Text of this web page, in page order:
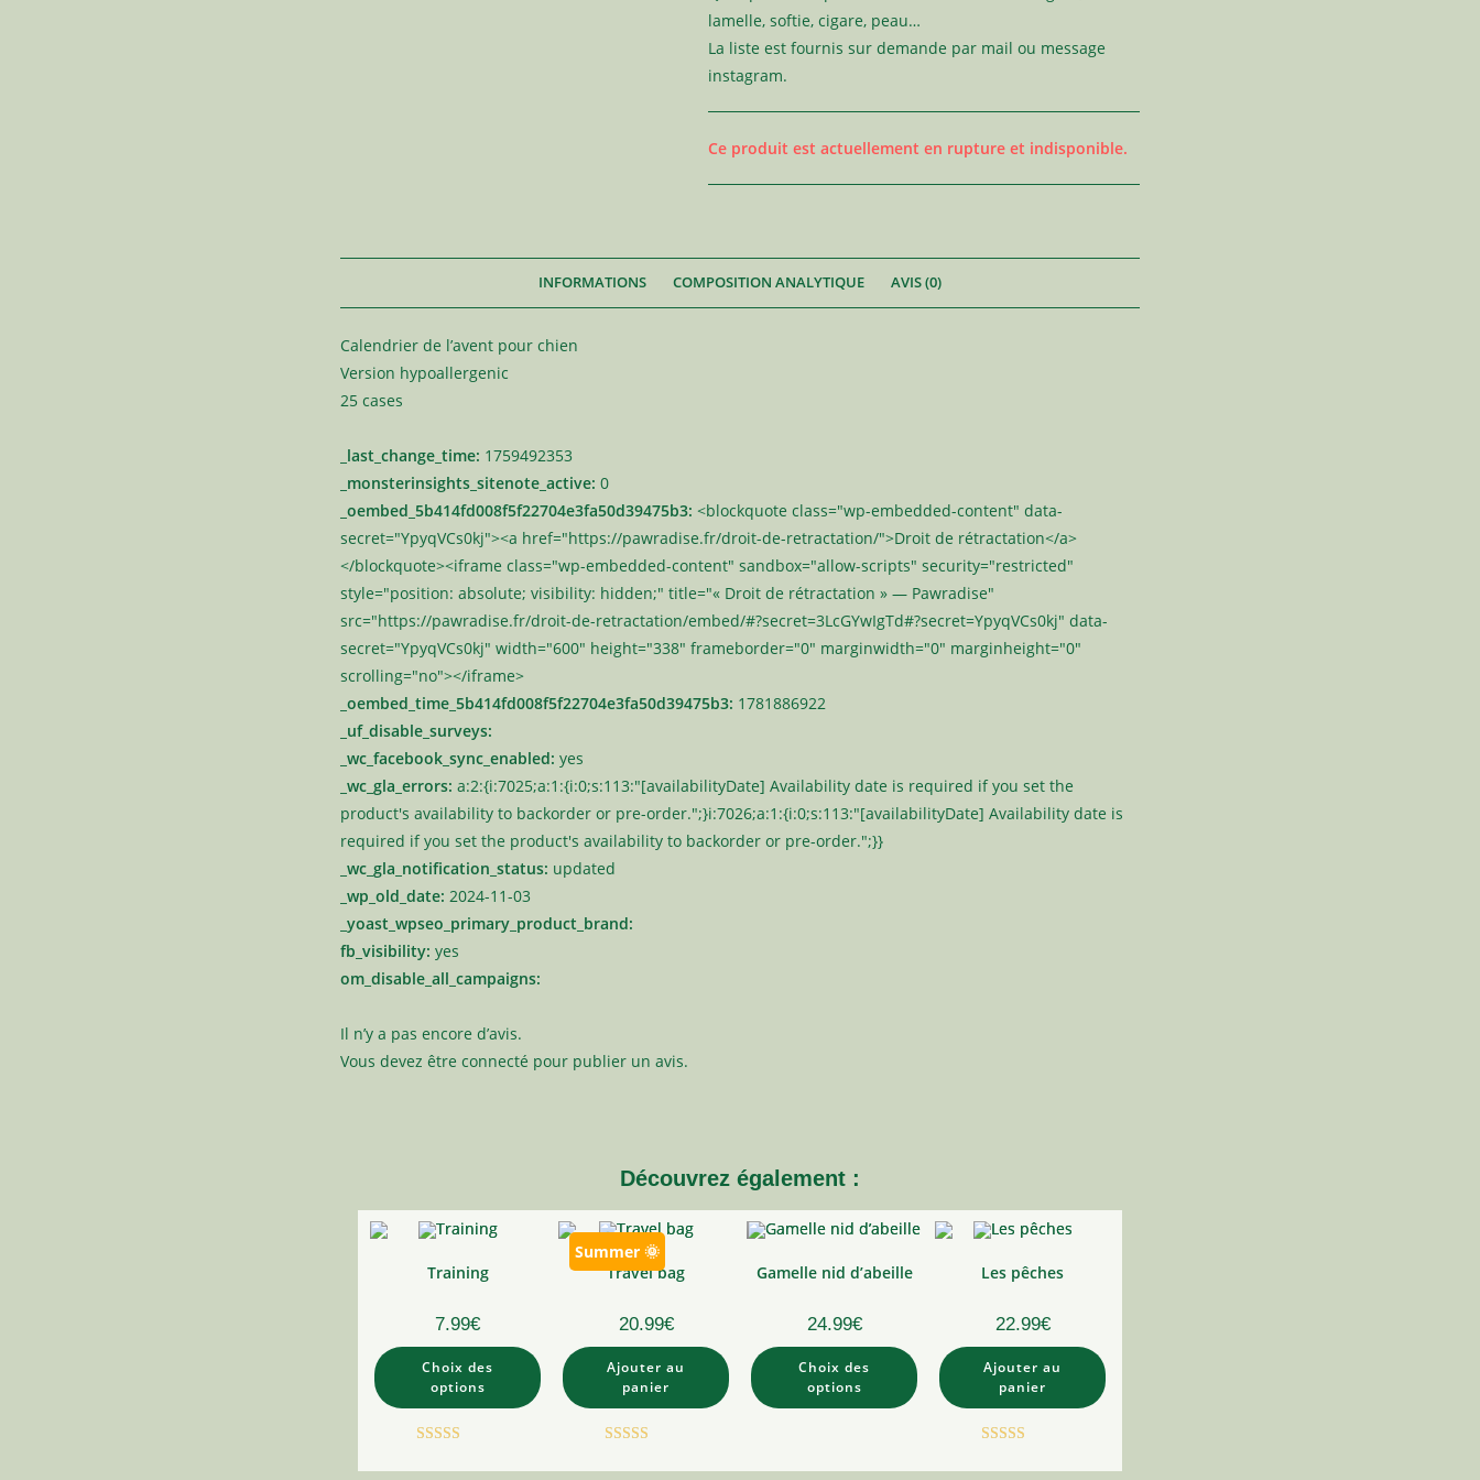
lamelle, softie, cigare, peau…
La liste est fournis sur demande par mail ou message
instagram.
Ce produit est actuellement en rupture et indisponible.
INFORMATIONS COMPOSITION ANALYTIQUE AVIS (0)
Calendrier de l’avent pour chien
Version hypoallergenic
25 cases
_last_change_time: 1759492353
_monsterinsights_sitenote_active: 0
_oembed_5b414fd008f5f22704e3fa50d39475b3: <blockquote class="wp-embedded-content" data-
secret="YpyqVCs0kj"><a href="https://pawradise.fr/droit-de-retractation/">Droit de rétractation</a>
</blockquote><iframe class="wp-embedded-content" sandbox="allow-scripts" security="restricted"
style="position: absolute; visibility: hidden;" title="« Droit de rétractation » — Pawradise"
src="https://pawradise.fr/droit-de-retractation/embed/#?secret=3LcGYwIgTd#?secret=YpyqVCs0kj" data-
secret="YpyqVCs0kj" width="600" height="338" frameborder="0" marginwidth="0" marginheight="0"
scrolling="no"></iframe>
_oembed_time_5b414fd008f5f22704e3fa50d39475b3: 1781886922
_uf_disable_surveys:
_wc_facebook_sync_enabled: yes
_wc_gla_errors: a:2:{i:7025;a:1:{i:0;s:113:"[availabilityDate] Availability date is required if you set the
product's availability to backorder or pre-order.";}i:7026;a:1:{i:0;s:113:"[availabilityDate] Availability date is
required if you set the product's availability to backorder or pre-order.";}}
_wc_gla_notification_status: updated
_wp_old_date: 2024-11-03
_yoast_wpseo_primary_product_brand:
fb_visibility: yes
om_disable_all_campaigns:
Il n’y a pas encore d’avis.
Vous devez êtreconnecté pour publier un avis.
Découvrez également :
Training
7.99€
Choix des
options
Ce
produit
a
variations.
Les
Summer 🌞
Travel bag
20.99€
Ajouter au
panier
Gamelle nid d’abeille
24.99€
Choix des
options
Ce
produit
a
variations.
Les pêches
22.99€
Ajouter au
panier